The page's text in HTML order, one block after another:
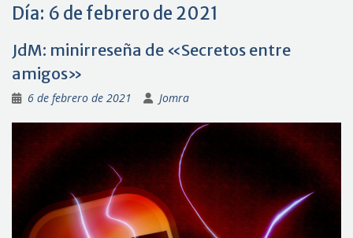
Día: 6 de febrero de 2021
JdM: minirreseña de «Secretos entre
amigos»
6 de febrero de 2021 Jomra